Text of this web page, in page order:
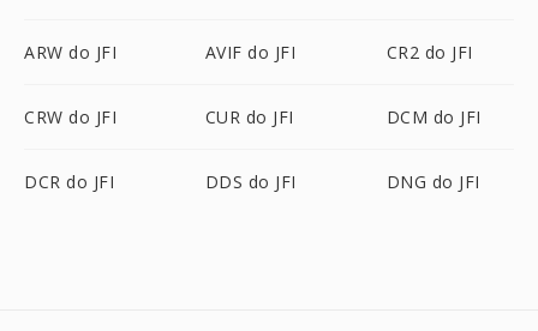
ARW do JFI AVIF do JFI CR2 do JFI
CRW do JFI CUR do JFI DCM do JFI
DCR do JFI DDS do JFI DNG do JFI